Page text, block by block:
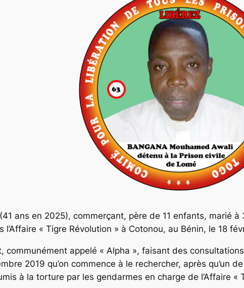
ans en 2025), commerçant, père de 11 enfants, marié
« Tigre Révolution » à Cotonou, au Bénin, le 18
communément appelé « Alpha », faisant des
2019 qu’on commence à le rechercher, après qu’un
à la torture par les gendarmes en charge de l’Affaire «